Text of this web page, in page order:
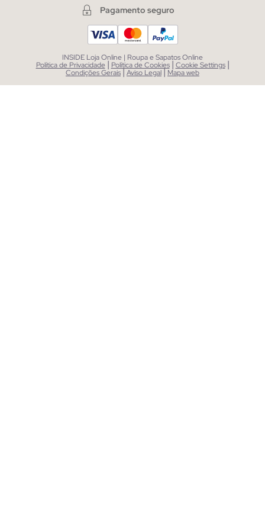
Pagamento seguro
INSIDE Loja Online | Roupa e Sapatos Online
Política de Privacidade | Política de Cookies | Cookie Settings |
Condições Gerais|Aviso Legal| Mapa web